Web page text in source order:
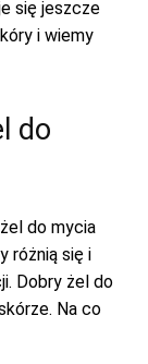
się jeszcze
i wiemy
do
do mycia
różnią się i
Dobry żel do
Na co